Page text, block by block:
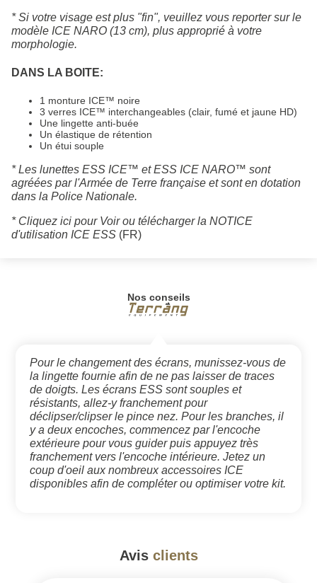
* Si votre visage est plus "fin", veuillez vous reporter sur le
modèle ICE NARO (13 cm), plus approprié à votre
morphologie.
DANS LA BOITE:
1 monture ICE™ noire
3 verres ICE™ interchangeables (clair, fumé et jaune HD)
Une lingette anti-buée
Un élastique de rétention
Un étui souple
* Les lunettes ESS ICE™ et ESS ICE NARO™ sont
agréées par l'Armée de Terre française et sont en dotation
dans la Police Nationale.
* Cliquez ici pour Voir ou télécharger la NOTICE
d'utilisation ICE ESS (FR)
Nos conseils
Pour le changement des écrans, munissez-vous de
la lingette fournie afin de ne pas laisser de traces
de doigts. Les écrans ESS sont souples et
résistants, allez-y franchement pour
déclipser/clipser le pince nez. Pour les branches, il
y a deux encoches, commencez par l'encoche
extérieure pour vous guider puis appuyez très
franchement vers l'encoche intérieure. Jetez un
coup d'oeil aux nombreux accessoires ICE
disponibles afin de compléter ou optimiser votre kit.
Avis clients